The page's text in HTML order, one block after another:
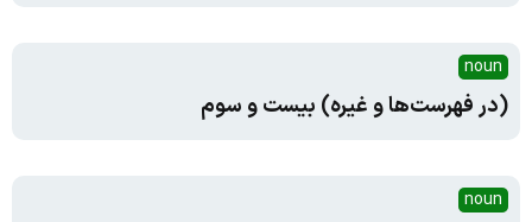
noun
(در فهرست‌ها و غیره) بیست و سوم
noun